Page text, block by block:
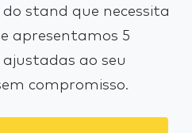
stand que necessita
apresentamos 5
ao seu
compromisso.